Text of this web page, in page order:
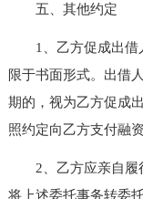
五、其他约定
1、乙方促成出借
限于书面形式。出借
期的，视为乙方促成
照约定向乙方支付融
2、乙方应亲自履
将上述委托事务转委